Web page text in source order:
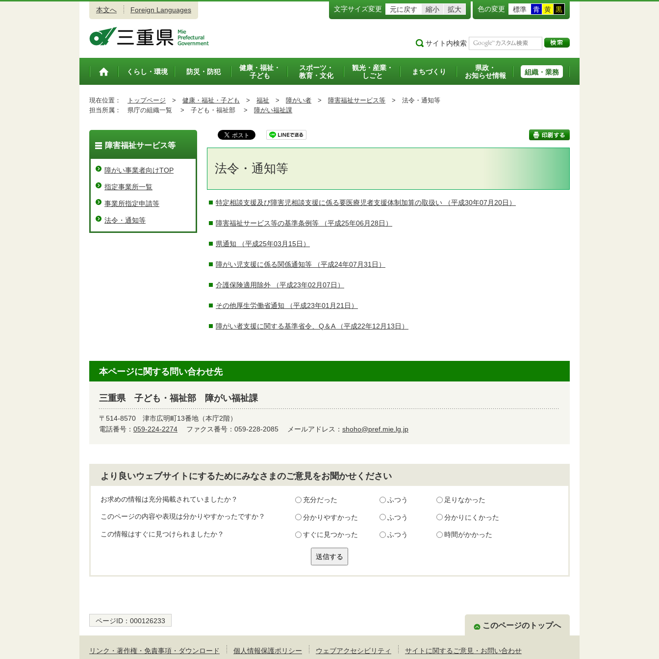
本文へ Foreign Languages 文字サイズ変更 元に戻す 縮小 拡大 色の変更 標準 青 黄 黒
サイト内検索
トップペ
くらし・環境 防災・防犯
健康・福祉・
子ども
スポーツ・
教育・文化
観光・産業・
しごと
まちづくり
県政・
お知らせ情報
組織・業務
現在位置： トップページ > 健康・福祉・子ども > 福祉 > 障がい者 > 障害福祉サービス等 > 法令・通知等
担当所属：
県庁の組織一覧 > 子ども・福祉部 > 障がい福祉課
法令・通知等
特定相談支援及び障害児相談支援に係る要医療児者支援体制加算の取扱い （平成30年07月20日）
障害福祉サービス等の基準条例等 （平成25年06月28日）
県通知 （平成25年03月15日）
障がい児支援に係る関係通知等 （平成24年07月31日）
介護保険適用除外 （平成23年02月07日）
その他厚生労働省通知 （平成23年01月21日）
障がい者支援に関する基準省令、Q＆A（平成22年12月13日）
障害福祉サービス等
障がい事業者向けTOP
指定事業所一覧
事業所指定申請等
法令・通知等
本ページに関する問い合わせ先
三重県 子ども・福祉部 障がい福祉課
〒514-8570 津市広明町13番地（本庁2階）
電話番号： 059-224-2274 ファクス番号：059-228-2085 メールアドレス： shoho@pref.mie.lg.jp
より良いウェブサイトにするためにみなさまのご意見をお聞かせください
お求めの情報は充分掲載されていましたか？ 充分だった ふつう 足りなかった
このページの内容や表現は分かりやすかったですか？ 分かりやすかった ふつう 分かりにくかった
この情報はすぐに見つけられましたか？ すぐに見つかった ふつう 時間がかかった
ページID： 000126233
このページのトップへ
リンク・著作権・免責事項・ダウンロード 個人情報保護ポリシー ウェブアクセシビリティ サイトに関するご意見・お問い合わせ